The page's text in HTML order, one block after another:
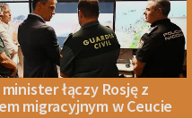
łączy Rosję z
migracyjnym w Ceucie